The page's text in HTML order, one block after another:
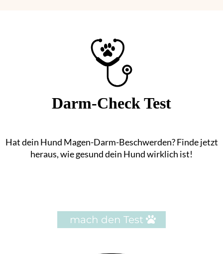
Darm-Check Test
Hat dein Hund Magen-Darm-Beschwerden? Finde jetzt
heraus, wie gesund dein Hund wirklich ist!
mach den Test